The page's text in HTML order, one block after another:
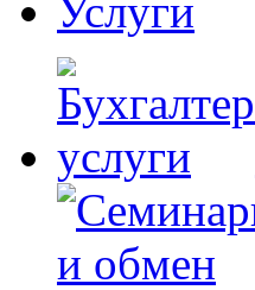
Услуги